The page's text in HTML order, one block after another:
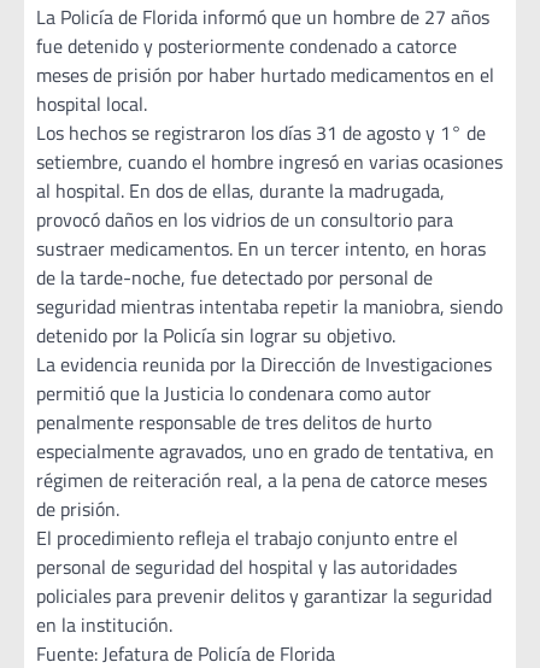
La Policía de Florida informó que un hombre de 27 años
fue detenido y posteriormente condenado a catorce
meses de prisión por haber hurtado medicamentos en el
hospital local.
Los hechos se registraron los días 31 de agosto y 1° de
setiembre, cuando el hombre ingresó en varias ocasiones
al hospital. En dos de ellas, durante la madrugada,
provocó daños en los vidrios de un consultorio para
sustraer medicamentos. En un tercer intento, en horas
de la tarde-noche, fue detectado por personal de
seguridad mientras intentaba repetir la maniobra, siendo
detenido por la Policía sin lograr su objetivo.
La evidencia reunida por la Dirección de Investigaciones
permitió que la Justicia lo condenara como autor
penalmente responsable de tres delitos de hurto
especialmente agravados, uno en grado de tentativa, en
régimen de reiteración real, a la pena de catorce meses
de prisión.
El procedimiento refleja el trabajo conjunto entre el
personal de seguridad del hospital y las autoridades
policiales para prevenir delitos y garantizar la seguridad
en la institución.
Fuente: Jefatura de Policía de Florida